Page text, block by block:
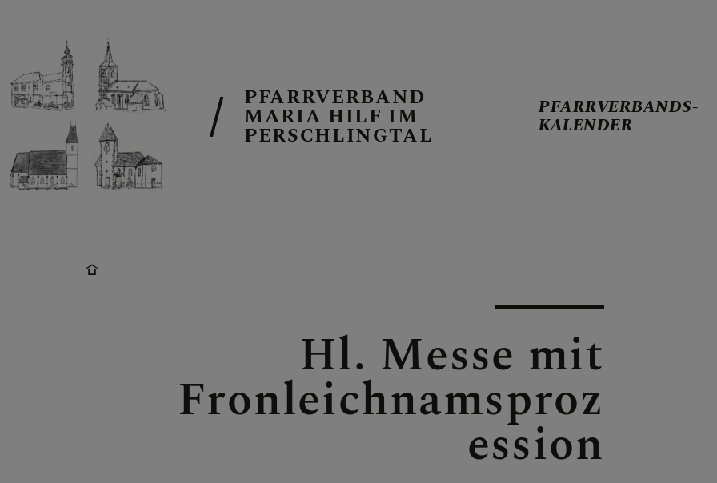
PFARRVERBANDS-KALENDER
TEAM IM PFARRVERBAND
PFARRVERBAND
MARIA HILF IM
PERSCHLINGTAL
PFARRVERBANDS-
KALENDER
Hl. Messe mit
Fronleichnamsproz
ession